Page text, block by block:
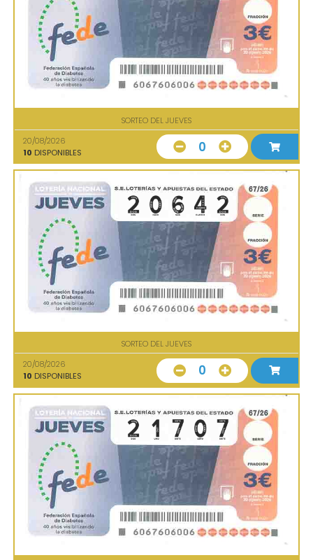
SORTEO DEL JUEVES
20/08/2026
10 DISPONIBLES 0
SORTEO DEL JUEVES
20/08/2026
10 DISPONIBLES 0